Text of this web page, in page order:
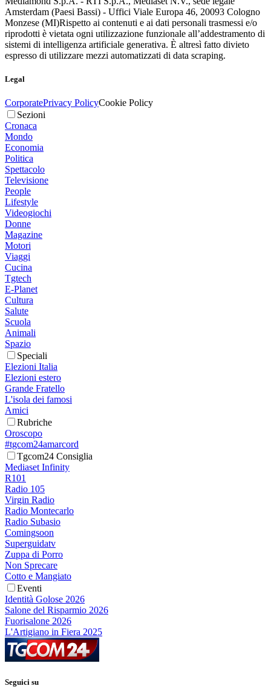
Amsterdam (Paesi Bassi) - Uffici Viale Europa 46, 20093 Cologno
Monzese (MI)Rispetto ai contenuti e ai dati personali trasmessi e/o
riprodotti è vietata ogni utilizzazione funzionale all’addestramento di
sistemi di intelligenza artificiale generativa. È altresì fatto divieto
espresso di utilizzare mezzi automatizzati di data scraping.
Legal
CorporatePrivacy PolicyCookie Policy
Sezioni
Cronaca
Mondo
Economia
Politica
Spettacolo
Televisione
People
Lifestyle
Videogiochi
Donne
Magazine
Motori
Viaggi
Cucina
Tgtech
E-Planet
Cultura
Salute
Scuola
Animali
Spazio
Speciali
Elezioni Italia
Elezioni estero
Grande Fratello
L'isola dei famosi
Amici
Rubriche
Oroscopo
#tgcom24amarcord
Tgcom24 Consiglia
Mediaset Infinity
R101
Radio 105
Virgin Radio
Radio Montecarlo
Radio Subasio
Comingsoon
Superguidatv
Zuppa di Porro
Non Sprecare
Cotto e Mangiato
Eventi
Identità Golose 2026
Salone del Risparmio 2026
Fuorisalone 2026
L'Artigiano in Fiera 2025
Seguici su